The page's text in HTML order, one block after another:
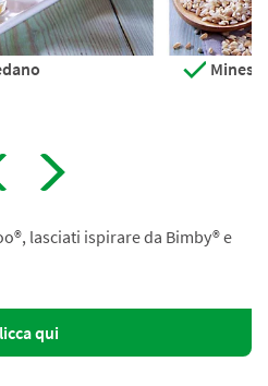
lasciati ispirare da Bimby® e
qui